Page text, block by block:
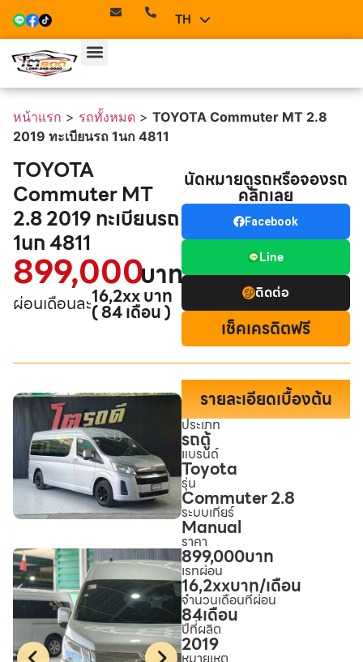
TH
EN
หน้าแรก > รถทั้งหมด > TOYOTA Commuter MT 2.8
2019 ทะเบียนรถ 1นก 4811
TOYOTA
Commuter MT
2.8 2019 ทะเบียนรถ
1นก 4811
899,000บาท
ผ่อนเดือนละ16,2xx บาท
( 84 เดือน )
นัดหมายดูรถหรือจองรถ
คลิกเลย
Facebook
Line
ติดต่อ
เช็คเครดิตฟรี
รายละเอียดเบื้องต้น
ประเภท
รถตู้
แบรนด์
Toyota
รุ่น
Commuter 2.8
ระบบเกียร์
Manual
ราคา
899,000บาท
เรทผ่อน
16,2xxบาท/เดือน
จำนวนเดือนที่ผ่อน
84เดือน
ปีที่ผลิต
2019